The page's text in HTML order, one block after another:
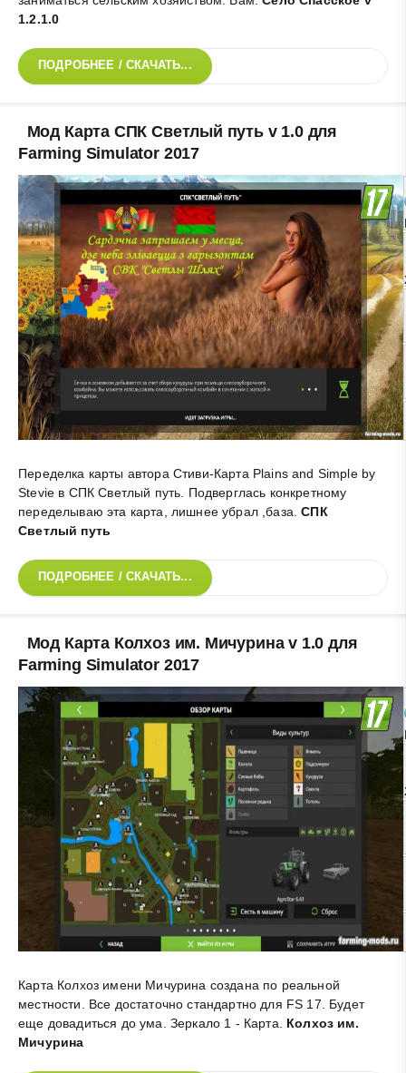
1.2.1.0
ПОДРОБНЕЕ / СКАЧАТЬ...
Мод Карта СПК Светлый путь v 1.0 для
Farming Simulator 2017
Переделка карты автора Стиви-Карта Plains and Simple by
Stevie в СПК Светлый путь. Подверглась конкретному
переделываю эта карта, лишнее убрал ,база.СПК
Светлый путь
ПОДРОБНЕЕ / СКАЧАТЬ...
Мод Карта Колхоз им. Мичурина v 1.0 для
Farming Simulator 2017
Карта Колхоз имени Мичурина создана по реальной
местности. Все достаточно стандартно для FS 17. Будет
еще довадиться до ума. Зеркало 1 - Карта
Колхоз им.
Мичурина